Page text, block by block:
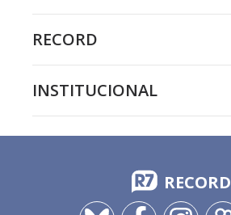
RECORD
INSTITUCIONAL
RECORD